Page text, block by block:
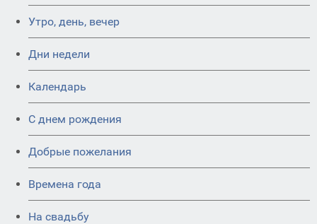
Утро, день, вечер
Дни недели
Календарь
C днем рождения
Добрые пожелания
Времена года
На свадьбу